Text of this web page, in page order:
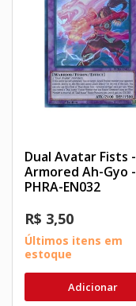
Dual Avatar Fists -
Armored Ah-Gyo -
PHRA-EN032
R$ 3,50
Últimos itens em
estoque
Adicionar